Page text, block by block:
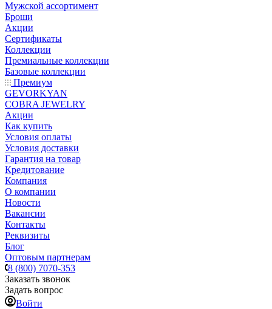
Мужской ассортимент
Броши
Акции
Сертификаты
Коллекции
Премиальные коллекции
Базовые коллекции
Премиум
GEVORKYAN
COBRA JEWELRY
Акции
Как купить
Условия оплаты
Условия доставки
Гарантия на товар
Кредитование
Компания
О компании
Новости
Вакансии
Контакты
Реквизиты
Блог
Оптовым партнерам
8 (800) 7070-353
Заказать звонок
Задать вопрос
Войти